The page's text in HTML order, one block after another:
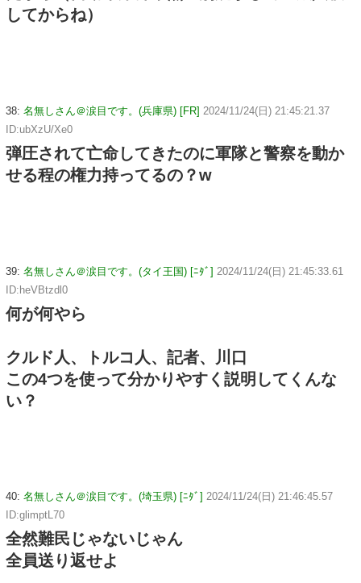
してからね）
38: 名無しさん＠涙目です。(兵庫県) [FR] 2024/11/24(日) 21:45:21.37
ID:ubXzU/Xe0
弾圧されて亡命してきたのに軍隊と警察を動か
せる程の権力持ってるの？w
39: 名無しさん＠涙目です。(タイ王国) [ﾆﾀﾞ] 2024/11/24(日) 21:45:33.61
ID:heVBtzdl0
何が何やら
クルド人、トルコ人、記者、川口
この4つを使って分かりやすく説明してくんな
い？
40: 名無しさん＠涙目です。(埼玉県) [ﾆﾀﾞ] 2024/11/24(日) 21:46:45.57
ID:glimptL70
全然難民じゃないじゃん
全員送り返せよ